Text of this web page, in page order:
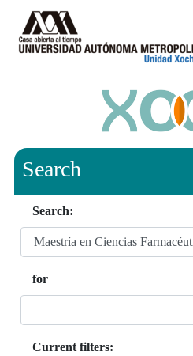
Search
Search:
for
Current filters: